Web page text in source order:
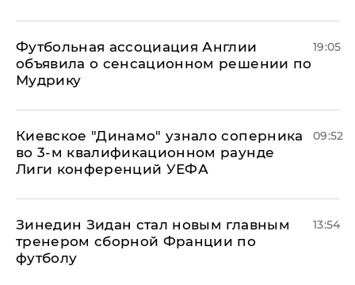
Футбольная ассоциация Англии
объявила о сенсационном решении по
Мудрику
19:05
Киевское "Динамо" узнало соперника
во 3-м квалификационном раунде
Лиги конференций УЕФА
09:52
Зинедин Зидан стал новым главным
тренером сборной Франции по
футболу
13:54